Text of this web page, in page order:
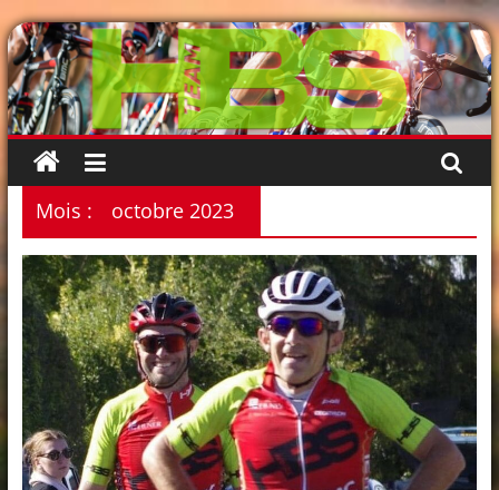
Passer
au
contenu
Mois : octobre 2023